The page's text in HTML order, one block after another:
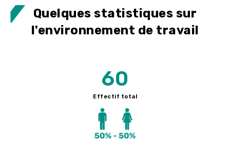
Quelques statistiques sur
l'environnement de travail
60
Effectif total